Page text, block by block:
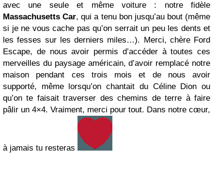
avec une seule et même voiture : notre fidèle
Massachusetts Car, qui a tenu bon jusqu’au bout (même
si je ne vous cache pas qu’on serrait un peu les dents et
les fesses sur les derniers miles…). Merci, chère Ford
Escape, de nous avoir permis d’accéder à toutes ces
merveilles du paysage américain, d’avoir remplacé notre
maison pendant ces trois mois et de nous avoir
supporté, même lorsqu’on chantait du Céline Dion ou
qu’on te faisait traverser des chemins de terre à faire
pâlir un 4×4. Vraiment, merci pour tout. Dans notre cœur,
à jamais tu resteras